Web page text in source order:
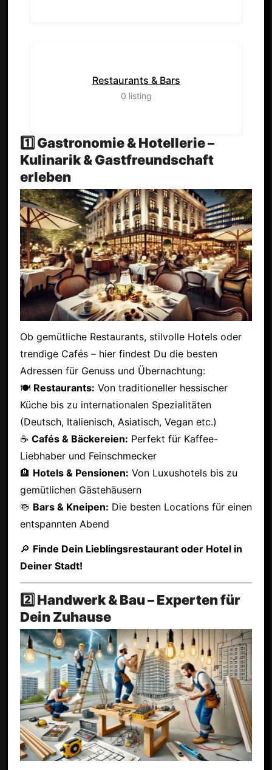
Restaurants & Bars
0 listing
1️⃣ Gastronomie & Hotellerie –
Kulinarik & Gastfreundschaft
erleben
Ob gemütliche Restaurants, stilvolle Hotels oder
trendige Cafés – hier findest Du die besten
Adressen für Genuss und Übernachtung:
🍽 Restaurants: Von traditioneller hessischer
Küche bis zu internationalen Spezialitäten
(Deutsch, Italienisch, Asiatisch, Vegan etc.)
☕ Cafés & Bäckereien: Perfekt für Kaffee-
Liebhaber und Feinschmecker
🏨 Hotels & Pensionen: Von Luxushotels bis zu
gemütlichen Gästehäusern
🍻 Bars & Kneipen: Die besten Locations für einen
entspannten Abend
🔎 Finde Dein Lieblingsrestaurant oder Hotel in
Deiner Stadt!
2️⃣ Handwerk & Bau – Experten für
Dein Zuhause